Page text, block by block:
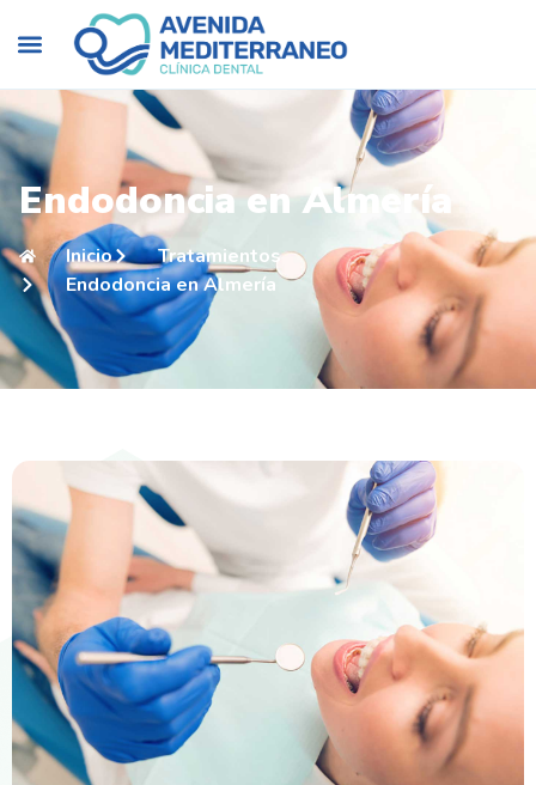
Endodoncia en Almería
Inicio
Tratamientos
Endodoncia en Almería